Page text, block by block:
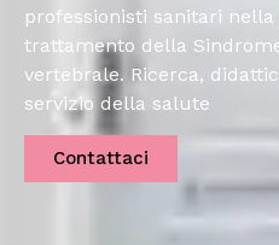
professionisti sanitari nella
trattamento della
vertebrale. Ricerca,
servizio della salute
Contattaci